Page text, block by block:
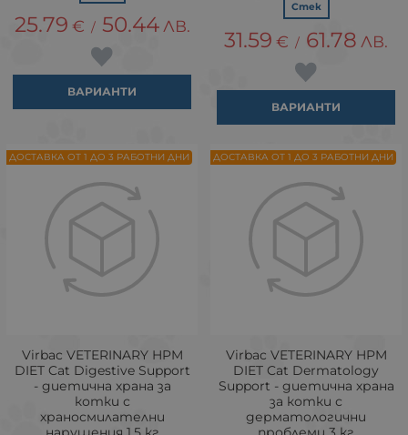
25.79 € / 50.44 ЛВ.
ВАРИАНТИ
Стек
31.59 € / 61.78 ЛВ.
ВАРИАНТИ
Virbac VETERINARY HPM
DIET Cat Digestive Support
- диетична храна за
котки с
храносмилателни
ДОСТАВКА ОТ 1 ДО 3 РАБОТНИ ДНИ
Virbac VETERINARY HPM
DIET Cat Dermatology
Support - диетична храна
за котки с
дерматологични
ДОСТАВКА ОТ 1 ДО 3 РАБОТНИ ДНИ